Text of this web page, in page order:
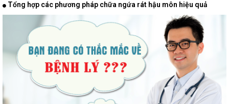
Tổng hợp các phương pháp chữa ngứa rát hậu môn hiệu quả